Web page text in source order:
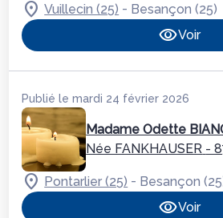
Vuillecin (25) - Besançon (25)
Voir
Publié le mardi 24 février 2026
Madame Odette
Née FANKHAUSER -
Pontarlier (25) - Besançon
Voir